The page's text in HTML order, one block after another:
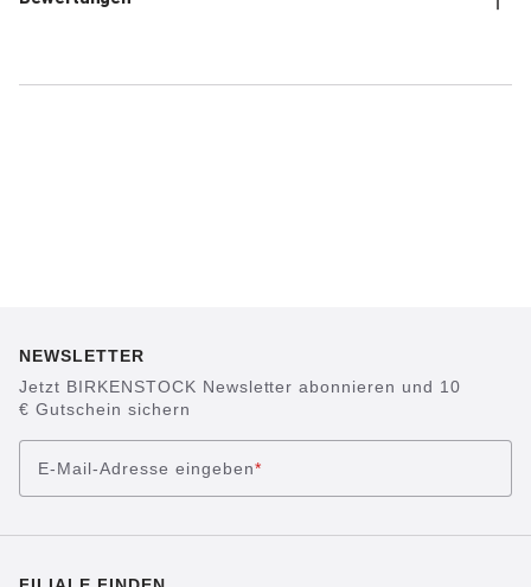
NEWSLETTER
Jetzt BIRKENSTOCK Newsletter abonnieren und 10
€ Gutschein sichern
E-Mail-Adresse eingeben*